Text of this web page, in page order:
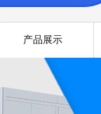
产品展示